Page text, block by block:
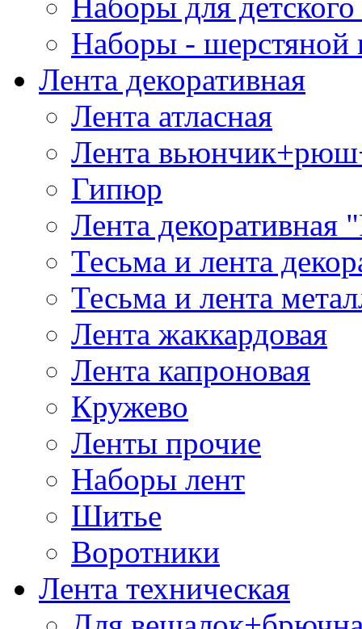
Наборы - шерстяной
Лента декоративная
Лента атласная
Лента
Гипюр
Лента декоративная
Тесьма и лента
Тесьма и лента
Лента жаккардовая
Лента капроновая
Кружево
Ленты прочие
Наборы лент
Шитье
Воротники
Лента техническая